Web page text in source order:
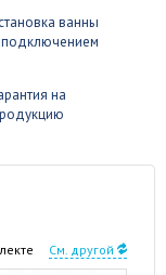
ванны
подключением
на
См. другой